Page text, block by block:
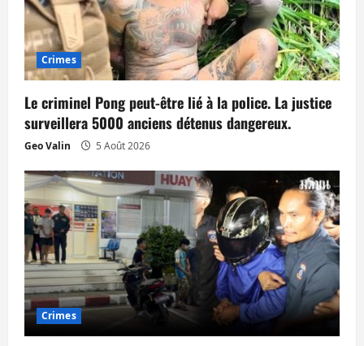
Crimes
Le criminel Pong peut-être lié à la police. La justice
surveillera 5000 anciens détenus dangereux.
Geo Valin 5 Août 2026
Crimes